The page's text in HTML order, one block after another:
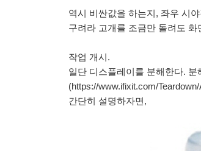
역시 비싼값을 하는지, 좌우 시
구려라 고개를 조금만 돌려도
작업 개시.
일단 디스플레이를 분해한다.
(https://www.ifixit.com/
간단히 설명하자면,